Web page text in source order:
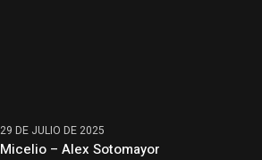
29 DE JULIO DE 2025
Micelio – Alex Sotomayor